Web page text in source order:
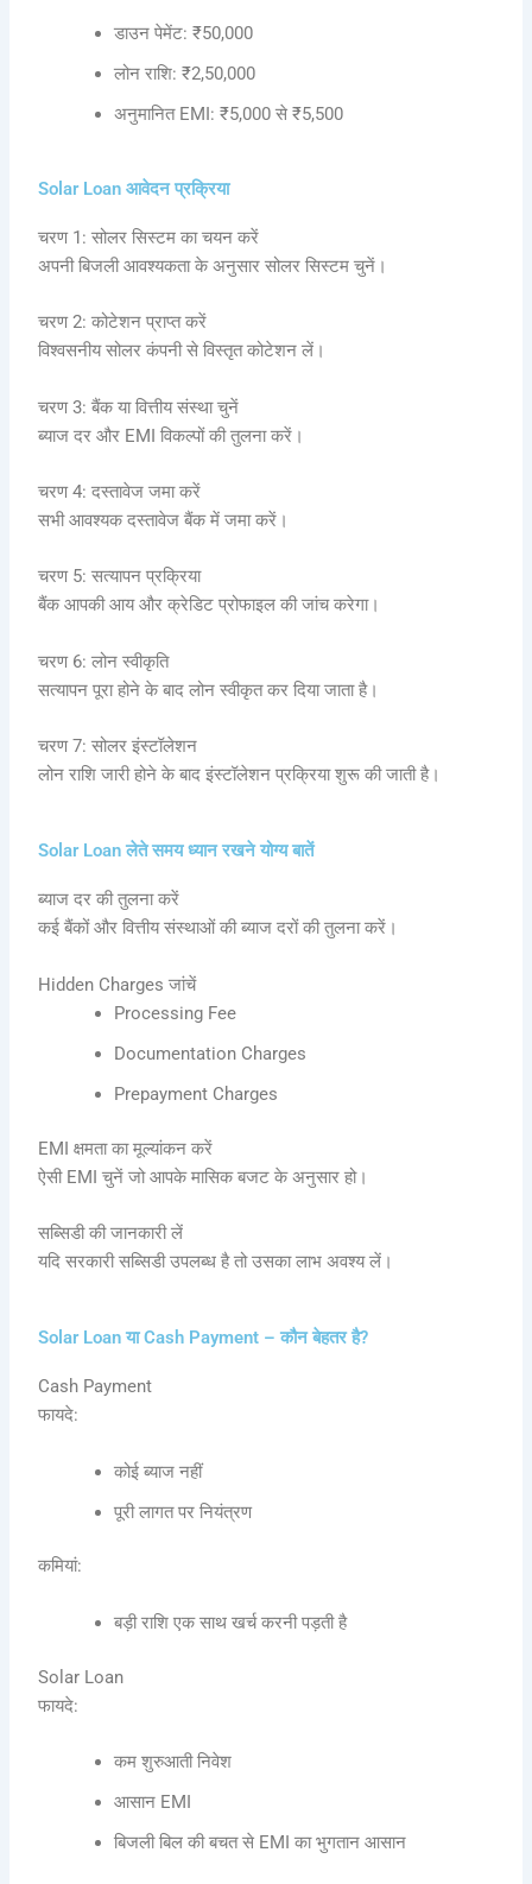
डाउन पेमेंट: ₹50,000
लोन राशि: ₹2,50,000
अनुमानित EMI: ₹5,000 से ₹5,500
Solar Loan आवेदन प्रक्रिया
चरण 1: सोलर सिस्टम का चयन करें
अपनी बिजली आवश्यकता के अनुसार सोलर सिस्टम चुनें।
चरण 2: कोटेशन प्राप्त करें
विश्वसनीय सोलर कंपनी से विस्तृत कोटेशन लें।
चरण 3: बैंक या वित्तीय संस्था चुनें
ब्याज दर और EMI विकल्पों की तुलना करें।
चरण 4: दस्तावेज जमा करें
सभी आवश्यक दस्तावेज बैंक में जमा करें।
चरण 5: सत्यापन प्रक्रिया
बैंक आपकी आय और क्रेडिट प्रोफाइल की जांच करेगा।
चरण 6: लोन स्वीकृति
सत्यापन पूरा होने के बाद लोन स्वीकृत कर दिया जाता है।
चरण 7: सोलर इंस्टॉलेशन
लोन राशि जारी होने के बाद इंस्टॉलेशन प्रक्रिया शुरू की जाती है।
Solar Loan लेते समय ध्यान रखने योग्य बातें
ब्याज दर की तुलना करें
कई बैंकों और वित्तीय संस्थाओं की ब्याज दरों की तुलना करें।
Hidden Charges जांचें
Processing Fee
Documentation Charges
Prepayment Charges
EMI क्षमता का मूल्यांकन करें
ऐसी EMI चुनें जो आपके मासिक बजट के अनुसार हो।
सब्सिडी की जानकारी लें
यदि सरकारी सब्सिडी उपलब्ध है तो उसका लाभ अवश्य लें।
Solar Loan या Cash Payment – कौन बेहतर है?
Cash Payment
फायदे:
कोई ब्याज नहीं
पूरी लागत पर नियंत्रण
कमियां:
बड़ी राशि एक साथ खर्च करनी पड़ती है
Solar Loan
फायदे:
कम शुरुआती निवेश
आसान EMI
बिजली बिल की बचत से EMI का भुगतान आसान